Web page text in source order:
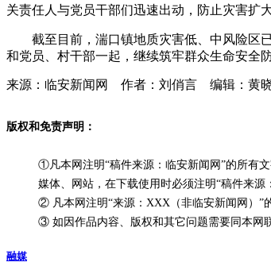
关责任人与党员干部们迅速出动，防止灾害扩大
截至目前，湍口镇地质灾害低、中风险区
和党员、村干部一起，继续筑牢群众生命安全防
来源：临安新闻网 作者：刘俏言 编辑：黄
版权和免责声明：
①凡本网注明“稿件来源：临安新闻网”的所有
媒体、网站，在下载使用时必须注明“稿件来源
② 凡本网注明“来源：XXX（非临安新闻网）”
③ 如因作品内容、版权和其它问题需要同本网
融媒